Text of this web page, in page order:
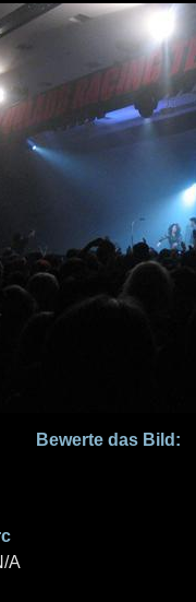
Bewerte das Bild:
A